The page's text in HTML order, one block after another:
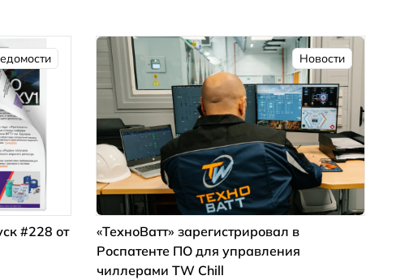
#228 от
Новости
«ТехноВатт» зарегистрировал в
Роспатенте ПО для управления
чиллерами TW Chill